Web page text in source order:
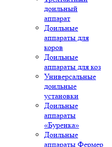
доильный
аппарат
Доильные
аппараты для
коров
Доильные
аппараты для коз
Универсальные
доильные
установки
Доильные
аппараты
«Буренка»
Доильные
аппараты Фермер